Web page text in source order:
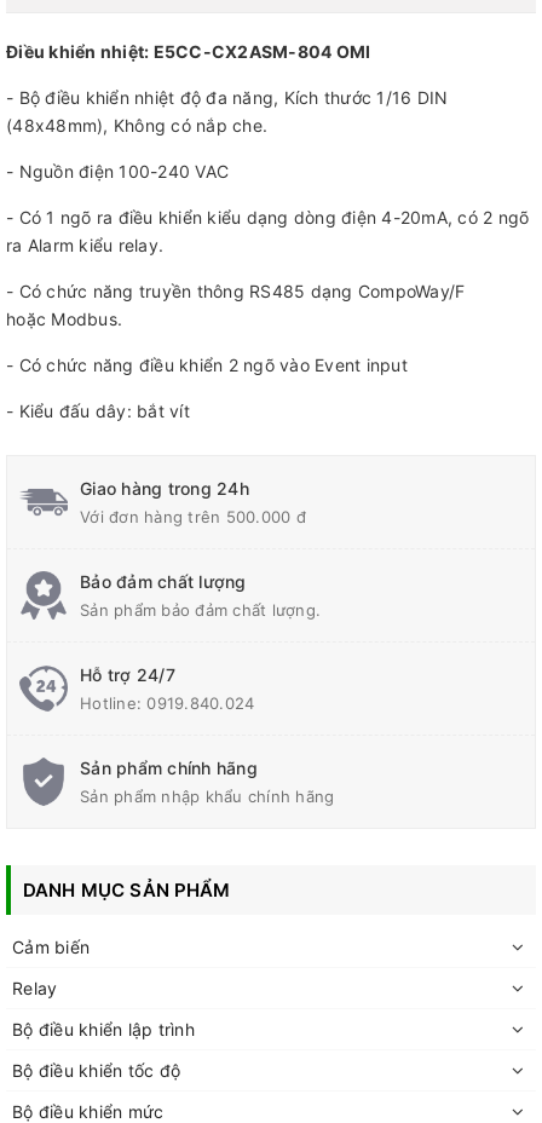
Điều khiển nhiệt: E5CC-CX2ASM-804 OMI
- Bộ điều khiển nhiệt độ đa năng, Kích thước 1/16 DIN
(48x48mm), Không có nắp che.
- Nguồn điện 100-240 VAC
- Có 1 ngõ ra điều khiển kiểu dạng dòng điện 4-20mA, có 2 ngõ
ra Alarm kiểu relay.
- Có chức năng truyền thông RS485 dạng CompoWay/F
hoặc Modbus.
- Có chức năng điều khiển 2 ngõ vào Event input
- Kiểu đấu dây: bắt vít
Giao hàng trong 24h
Với đơn hàng trên 500.000 đ
Bảo đảm chất lượng
Sản phẩm bảo đảm chất lượng.
Hỗ trợ 24/7
Hotline:0919.840.024
Sản phẩm chính hãng
Sản phẩm nhập khẩu chính hãng
DANH MỤC SẢN PHẨM
Cảm biến
Relay
Bộ điều khiển lập trình
Bộ điều khiển tốc độ
Bộ điều khiển mức